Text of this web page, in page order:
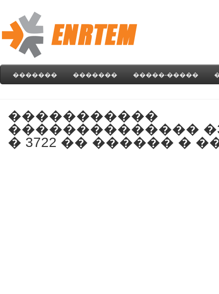
������� ������� �����-�����
�����������
��������������
� 3722 �� ������ �